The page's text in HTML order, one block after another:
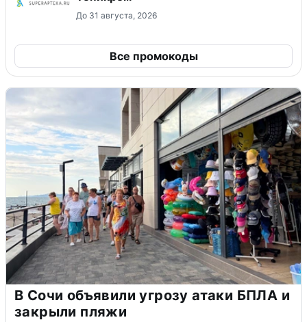
До 31 августа, 2026
Все промокоды
В Сочи объявили угрозу атаки БПЛА и
закрыли пляжи